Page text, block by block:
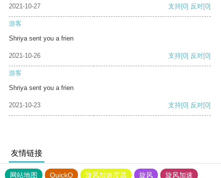
2021-10-27 支持[0] 反对[0]
游客
Shriya sent you a frien
2021-10-26 支持[0] 反对[0]
游客
Shriya sent you a frien
2021-10-23 支持[0] 反对[0]
友情链接
网站地图 QuickQ 旋风加速度器 旋风 旋风加速